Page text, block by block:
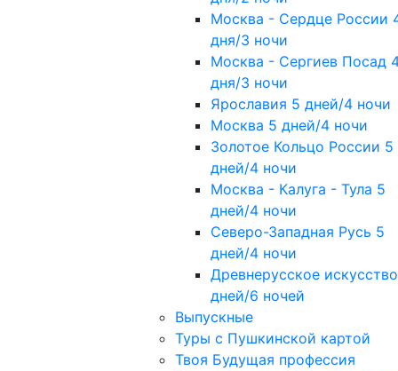
Москва - Сердце России
дня/3 ночи
Москва - Сергиев Посад
дня/3 ночи
Ярославия 5 дней/4 ночи
Москва 5 дней/4 ночи
Золотое Кольцо России 5
дней/4 ночи
Москва - Калуга - Тула 5
дней/4 ночи
Северо-Западная Русь 5
дней/4 ночи
Древнерусское
дней/6 ночей
Выпускные
Туры с Пушкинской картой
Твоя Будущая профессия